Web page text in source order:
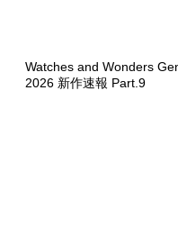
Watches and Wonders
2026 新作速報 Part.9